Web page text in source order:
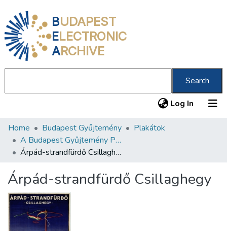
BUDAPEST
ELECTRONIC
ARCHIVE
Search
Log In (current)
Communities & Collections
All of DSpace
Statistics
About us
Home Budapest Gyűjtemény
Plakátok
A Budapest Gyűjtemény Plakáttárának plakátjai
Árpád-strandfürdő Csillaghegy
Árpád-strandfürdő Csillaghegy